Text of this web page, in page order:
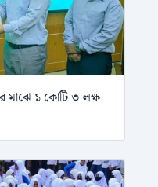
মাঝে ১ কোটি ৩ লক্ষ